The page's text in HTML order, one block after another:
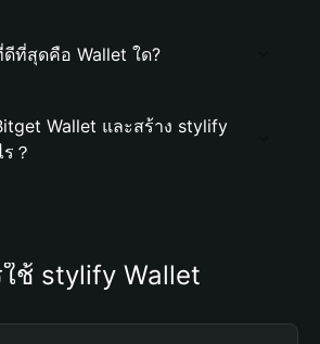
ที่สุดคือ Wallet ใด?
Wallet และสร้าง stylify
？
ใช้ stylify Wallet